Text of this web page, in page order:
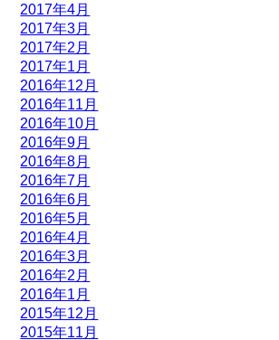
2017年4月
2017年3月
2017年2月
2017年1月
2016年12月
2016年11月
2016年10月
2016年9月
2016年8月
2016年7月
2016年6月
2016年5月
2016年4月
2016年3月
2016年2月
2016年1月
2015年12月
2015年11月